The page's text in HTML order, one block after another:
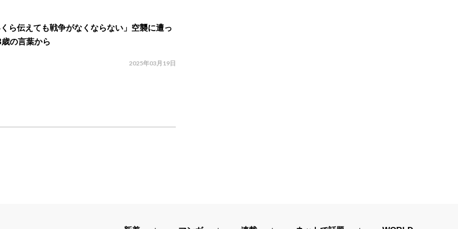
ら伝えても戦争がなくならない」空襲に遭っ
の言葉から
2025年03月19日